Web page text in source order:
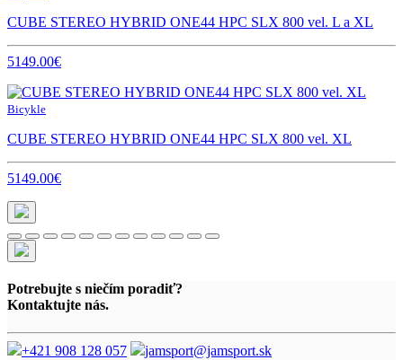
CUBE STEREO HYBRID ONE44 HPC SLX 800 vel. L a XL
5149.00€
Bicykle
CUBE STEREO HYBRID ONE44 HPC SLX 800 vel. XL
5149.00€
Potrebujte s niečím poradiť?
Kontaktujte nás.
+421 908 128 057 jamsport@jamsport.sk